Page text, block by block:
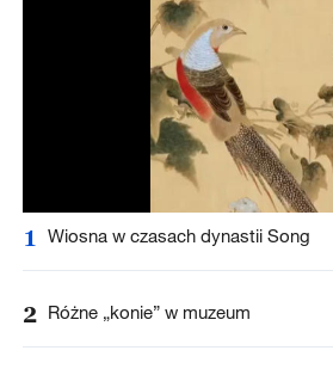
1 Wiosna w czasach dynastii Song
2 Różne „konie” w muzeum